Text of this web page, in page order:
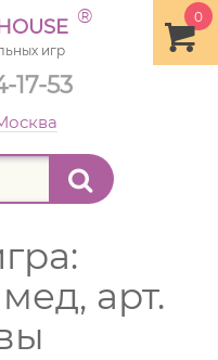
17-53
0
®
игр
арт.